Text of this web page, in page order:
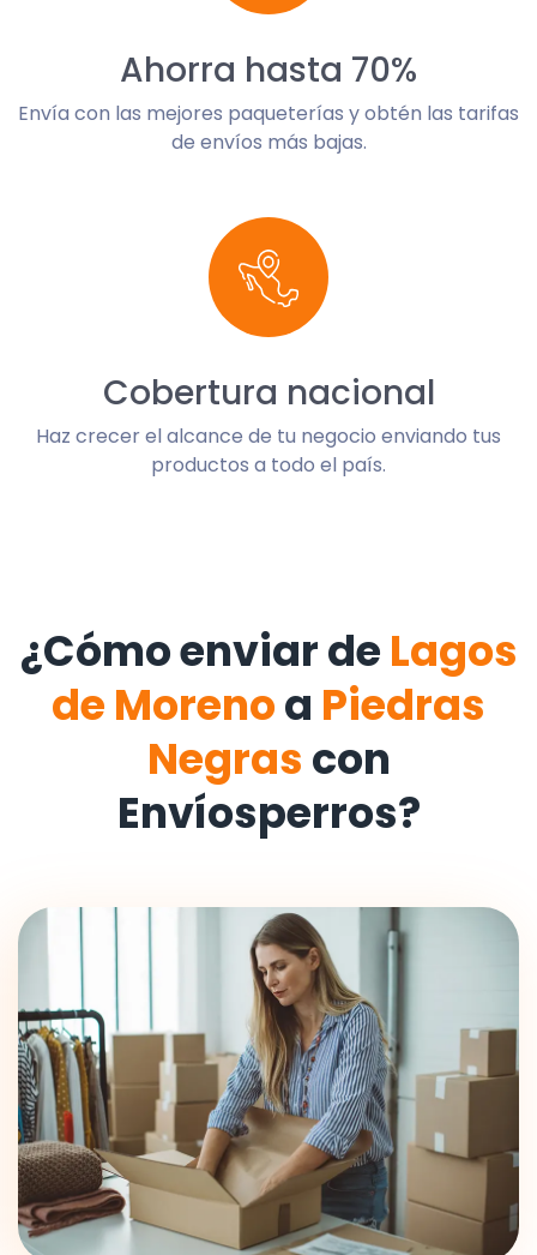
Ahorra hasta 70%
Envía con las mejores paqueterías y obtén las tarifas
de envíos más bajas.
Cobertura nacional
Haz crecer el alcance de tu negocio enviando tus
productos a todo el país.
¿Cómo enviar de Lagos
de Morenoa Piedras
Negras con
Envíosperros?